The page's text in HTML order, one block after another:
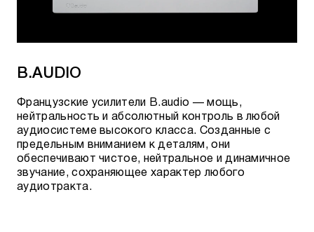
B.AUDIO
Французские усилители B.audio — мощь,
нейтральность и абсолютный контроль в любой
аудиосистеме высокого класса. Созданные с
предельным вниманием к деталям, они
обеспечивают чистое, нейтральное и динамичное
звучание, сохраняющее характер любого
аудиотракта.